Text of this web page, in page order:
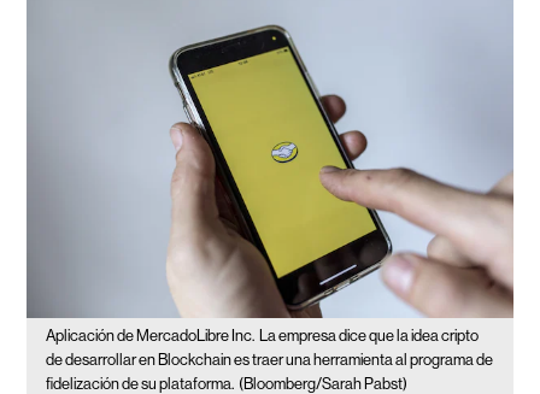
Aplicación de MercadoLibre Inc.
La empresa dice que la idea cripto
de desarrollar en Blockchain es traer una herramienta al programa de
fidelización de su plataforma. (Bloomberg/Sarah Pabst)